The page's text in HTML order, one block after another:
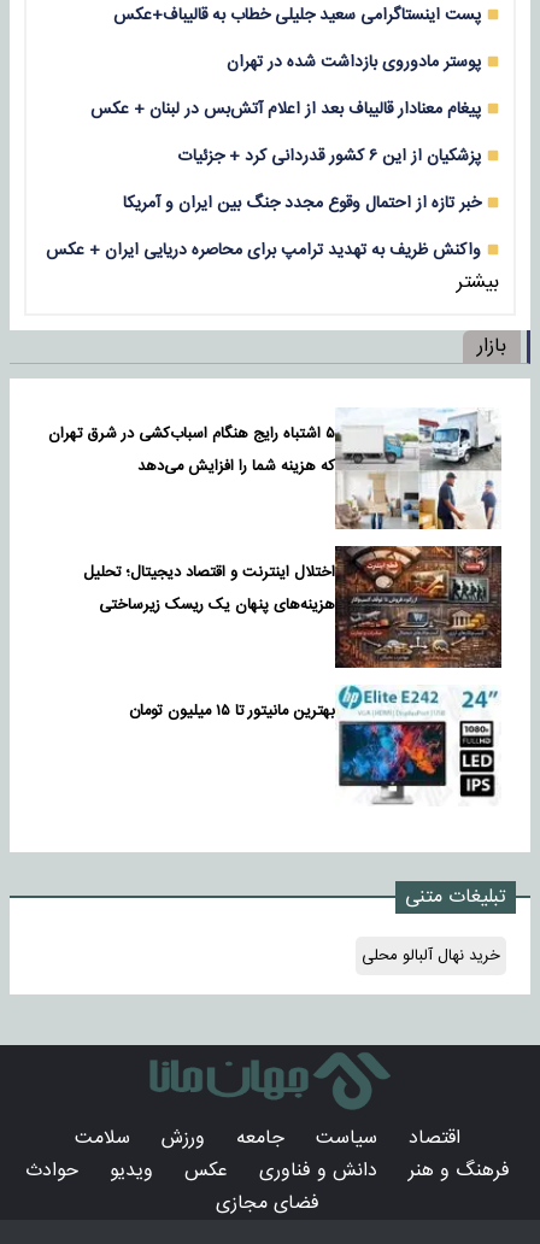
پست اینستاگرامی سعید جلیلی خطاب به قالیباف+عکس
پوستر مادوروی بازداشت شده در تهران
پیغام معنادار قالیباف بعد از اعلام آتش‌بس در لبنان + عکس
پزشکیان از این ۶ کشور قدردانی کرد + جزئیات
خبر تازه از احتمال وقوع مجدد جنگ بین ایران و آمریکا
واکنش ظریف به تهدید ترامپ برای محاصره دریایی ایران + عکس
بیشتر
بازار
۵ اشتباه رایج هنگام اسباب‌کشی در شرق تهران
که هزینه شما را افزایش می‌دهد
اختلال اینترنت و اقتصاد دیجیتال؛ تحلیل
هزینه‌های پنهان یک ریسک زیرساختی
بهترین مانیتور تا ۱۵ میلیون تومان
تبلیغات متنی
خرید نهال آلبالو محلی
اقتصاد سیاست جامعه ورزش
سلامت
فرهنگ و هنر
دانش و فناوری عکس ویدیو
حوادث
فضای مجازی